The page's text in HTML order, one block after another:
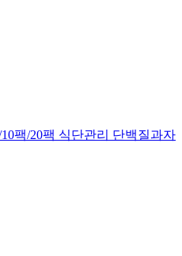
팩/20팩 식단관리 단백질과자